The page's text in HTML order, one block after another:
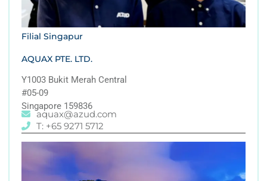
Filial Singapur
AQUAX PTE. LTD.
Y1003 Bukit Merah Central
#05-09
Singapore 159836
aquax@azud.com
T: +65 9271 5712